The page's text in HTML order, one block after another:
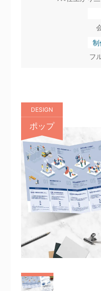
制
フ
DESIGN
ポップ